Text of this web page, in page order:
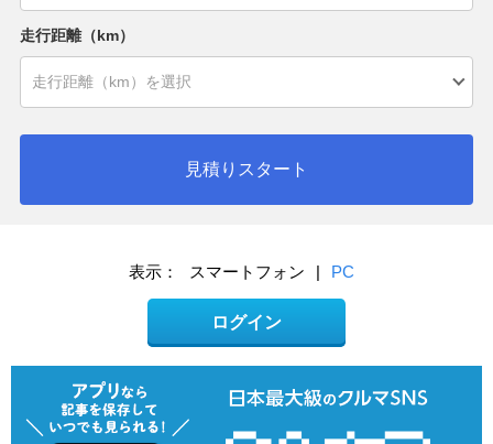
走行距離（km）
見積りスタート
表示： スマートフォン PC
ログイン